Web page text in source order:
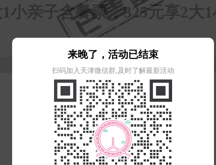
小亲子含餐票，325元享2大
团购已结束
点击进入天津站，查看最新优惠活动
或扫描下方二维码查看团购详情~
来晚了，活动已结束
扫码加入天津微信群,及时了解最新活动